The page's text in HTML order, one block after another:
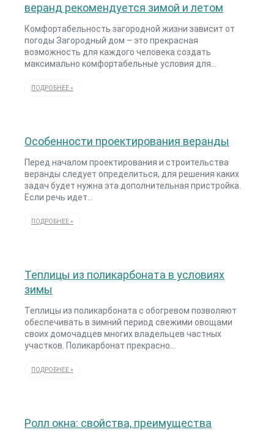
веранд рекомендуется зимой и летом
Комфортабельность загородной жизни зависит от
погоды Загородный дом – это прекрасная
возможность для каждого человека создать
максимально комфортабельные условия для…
ПОДРОБНЕЕ »
Особенности проектирования веранды
Перед началом проектирования и строительства
веранды следует определиться, для решения каких
задач будет нужна эта дополнительная пристройка.
Если речь идет…
ПОДРОБНЕЕ »
Теплицы из поликарбоната в условиях
зимы
Теплицы из поликарбоната с обогревом позволяют
обеспечивать в зимний период свежими овощами
своих домочадцев многих владельцев частных
участков. Поликарбонат прекрасно…
ПОДРОБНЕЕ »
Ролл окна: свойства, преимущества